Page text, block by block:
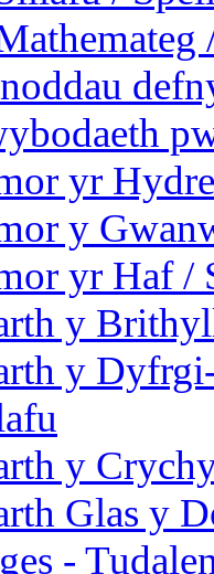
yr
y
yr Haf /
y
y
y
Glas y
-